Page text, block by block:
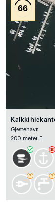
66
Gjestehavn
200 meter E